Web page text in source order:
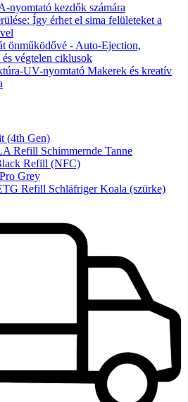
nyomtató kezdők számára
Így érhet el sima felületeket a
önműködővé - Auto-Ejection,
végtelen ciklusok
UV-nyomtató Makerek és kreatív
(4th Gen)
Refill Schimmernde Tanne
Refill (NFC)
Grey
Refill Schläfriger Koala (szürke)